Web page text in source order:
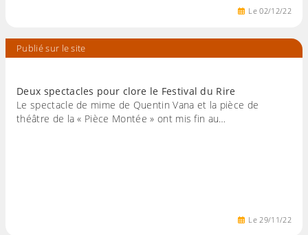
Le02/12/22
Publié sur le site
Deux spectacles pour clore le Festival du Rire
Le spectacle de mime de Quentin Vana et la pièce de
théâtre de la « Pièce Montée » ont mis fin au…
Le29/11/22